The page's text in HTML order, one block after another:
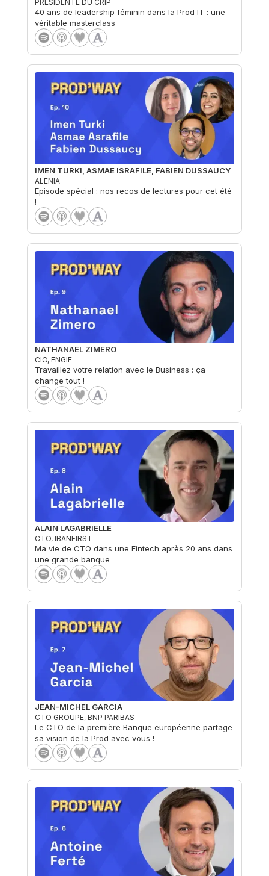
PRÉSIDENTE DU CRIP
40 ans de leadership féminin dans la Prod IT : une
véritable masterclass
IMEN TURKI, ASMAE ISRAFILE, FABIEN DUSSAUCY
ALENIA
Episode spécial : nos recos de lectures pour cet été
!
NATHANAEL ZIMERO
CIO, ENGIE
Travaillez votre relation avec le Business : ça
change tout !
ALAIN LAGABRIELLE
CTO, IBANFIRST
Ma vie de CTO dans une Fintech après 20 ans dans
une grande banque
JEAN-MICHEL GARCIA
CTO GROUPE, BNP PARIBAS
Le CTO de la première Banque européenne partage
sa vision de la Prod avec vous !